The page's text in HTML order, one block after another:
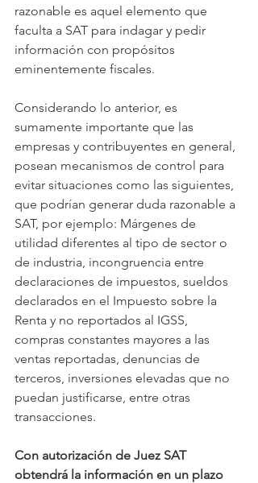
razonable es aquel elemento que
faculta a SAT para indagar y pedir
información con propósitos
eminentemente fiscales.
Considerando lo anterior, es
sumamente importante que las
empresas y contribuyentes en general,
posean mecanismos de control para
evitar situaciones como las siguientes,
que podrían generar duda razonable a
SAT, por ejemplo: Márgenes de
utilidad diferentes al tipo de sector o
de industria, incongruencia entre
declaraciones de impuestos, sueldos
declarados en el Impuesto sobre la
Renta y no reportados al IGSS,
compras constantes mayores a las
ventas reportadas, denuncias de
terceros, inversiones elevadas que no
puedan justificarse, entre otras
transacciones.
Con autorización de Juez SAT
obtendrá la información en un plazo